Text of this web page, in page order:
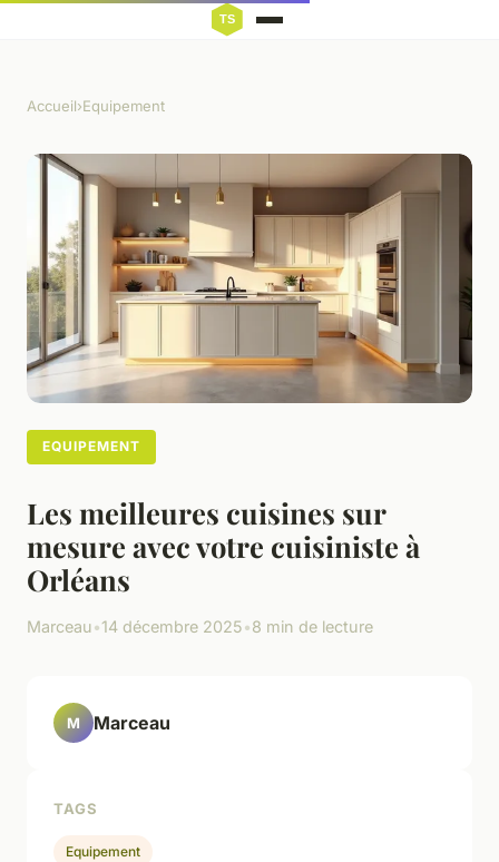
Accueil›Equipement
EQUIPEMENT
Les meilleures cuisines sur
mesure avec votre cuisiniste à
Orléans
Marceau•14 décembre 2025•8 min de lecture
M Marceau
TAGS
Equipement